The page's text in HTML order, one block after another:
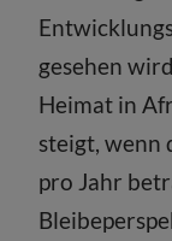
gesehen
Heimat in
steigt, wenn
pro Jahr